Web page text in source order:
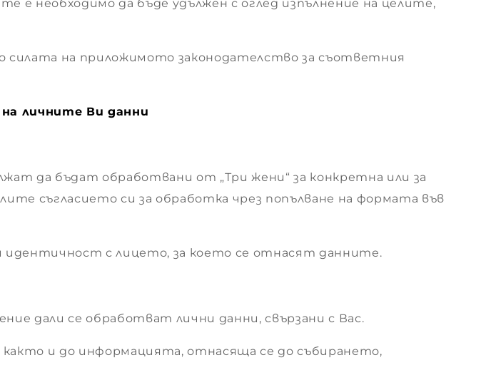
е необходимо да бъде удължен с оглед изпълнение на целите,
силата на приложимото законодателство за съответния
личните Ви данни
да бъдат обработвани от „Три жени“ за конкретна или за
съгласието си за обработка чрез попълване на формата във
идентичност с лицето, за което се отнасят данните.
дали се обработват лични данни, свързани с Вас.
и до информацията, отнасяща се до събирането,